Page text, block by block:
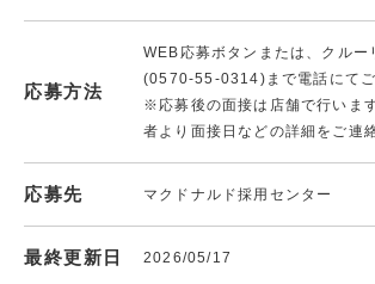
応募方法
WEB応募ボタンまたは、クルー
(0570-55-0314)まで電話にてご
※応募後の面接は店舗で行いま
者より面接日などの詳細をご連
応募先 マクドナルド採用センター
最終更新日 2026/05/17